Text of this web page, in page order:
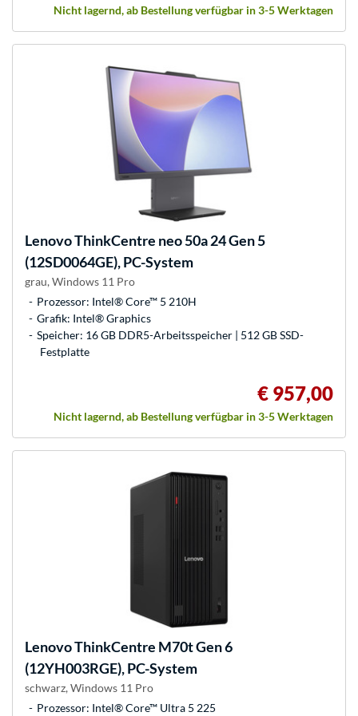
Nicht lagernd, ab Bestellung verfügbar in 3-5 Werktagen
LenovoThinkCentre neo 50a 24 Gen 5
(12SD0064GE), PC-System
grau, Windows 11 Pro
Prozessor: Intel® Core™ 5 210H
Grafik: Intel® Graphics
Speicher: 16 GB DDR5-Arbeitsspeicher | 512 GB SSD-
Festplatte
€ 957,00
Nicht lagernd, ab Bestellung verfügbar in 3-5 Werktagen
LenovoThinkCentre M70t Gen 6
(12YH003RGE), PC-System
schwarz, Windows 11 Pro
Prozessor: Intel® Core™ Ultra 5 225